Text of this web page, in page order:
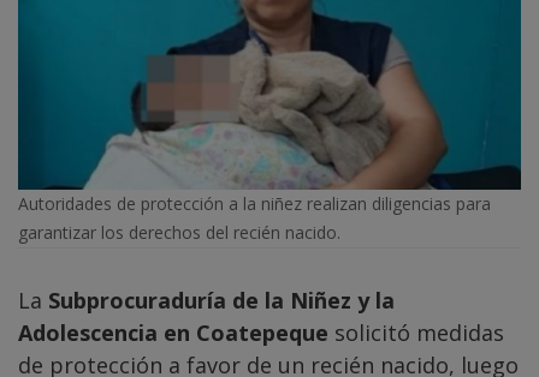
Autoridades de protección a la niñez realizan diligencias para
garantizar los derechos del recién nacido.
La Subprocuraduría de la Niñez y la
Adolescencia en Coatepeque solicitó medidas
de protección a favor de un recién nacido, luego